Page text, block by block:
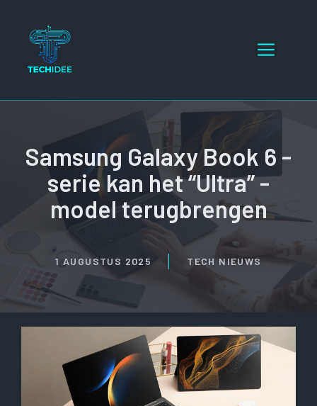
inhoud
Menu
Samsung Galaxy Book 6 -
serie kan het “Ultra” -
model terugbrengen
1 AUGUSTUS 2025 TECH NIEUWS